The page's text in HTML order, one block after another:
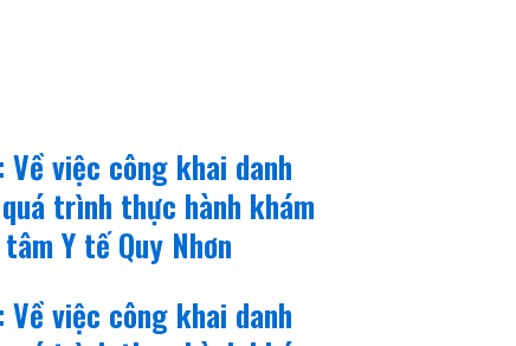
Về việc công khai danh
trình thực hành khám
Y tế Quy Nhơn
Về việc công khai danh